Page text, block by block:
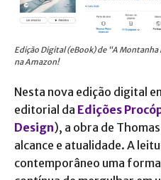
Edição Digital (eBook) de “A
na Amazon!
Nesta nova edição digital
editorial da Edições
Design), a obra de
alcance e atualidade. A
contemporâneo uma